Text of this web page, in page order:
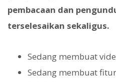
pembacaan dan
terselesaikan sekaligus.
Sedang membuat
Sedang membuat